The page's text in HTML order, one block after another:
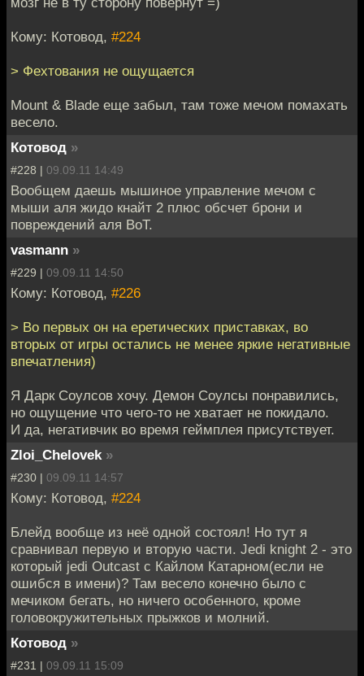
Кому: Котовод, #224
> Фехтования не ощущается
Mount & Blade еще забыл, там тоже мечом помахать
весело.
Котовод »
#228 | 09.09.11 14:49
Вообщем даешь мышиное управление мечом с
мыши аля жидо кнайт 2 плюс обсчет брони и
повреждений аля ВоТ.
vasmann »
#229 | 09.09.11 14:50
Кому: Котовод, #226
> Во первых он на еретических приставках, во
вторых от игры остались не менее яркие негативные
впечатления)
Я Дарк Соулсов хочу. Демон Соулсы понравились,
но ощущение что чего-то не хватает не покидало.
И да, негативчик во время геймплея присутствует.
Zloi_Chelovek »
#230 | 09.09.11 14:57
Кому: Котовод, #224
Блейд вообще из неё одной состоял! Но тут я
сравнивал первую и вторую части. Jedi knight 2 - это
который jedi Outcast с Кайлом Катарном(если не
ошибся в имени)? Там весело конечно было с
мечиком бегать, но ничего особенного, кроме
головокружительных прыжков и молний.
Котовод »
#231 | 09.09.11 15:09